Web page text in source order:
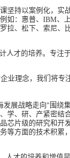
持以案例化，实
如：惠普、IBM、
拉、松下、索尼、
才的培养。专注
理念，我们将专
发展战略走向"围绕
学、研、产紧密结
芯片级的研究和开
等方面的技术积累